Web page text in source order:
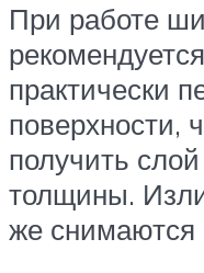
При работе
практически
поверхности,
получить
толщины.
же снимаются